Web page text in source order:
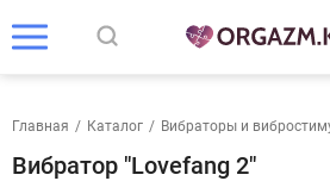
Главная / Каталог / Вибраторы и
Вибратор "Lovefang 2"